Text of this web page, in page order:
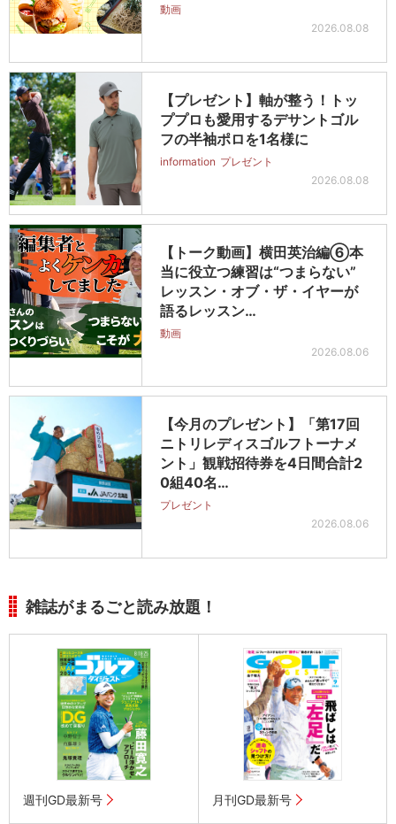
動画
2026.08.08
【プレゼント】軸が整う！トッ
ププロも愛用するデサントゴル
フの半袖ポロを1名様に
information プレゼント
2026.08.08
【トーク動画】横田英治編⑥本
当に役立つ練習は“つまらない”
レッスン・オブ・ザ・イヤーが
語るレッスン…
動画
2026.08.06
【今月のプレゼント】「第17回
ニトリレディスゴルフトーナメ
ント」観戦招待券を4日間合計2
0組40名…
プレゼント
2026.08.06
雑誌がまるごと読み放題！
週刊GD最新号 月刊GD最新号